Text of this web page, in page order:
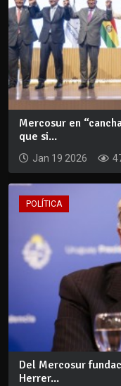
Mercosur en
que si...
Jan 19 2026
POLÍTICA
Del Mercosur
Herrer...